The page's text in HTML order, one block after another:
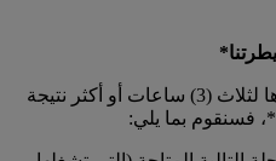
إذ تم إلغاء رحلتكم أو تأخيرها لثلاث (3) ساعات أو أكثر نتيجة
فسنقوم بما يلي: